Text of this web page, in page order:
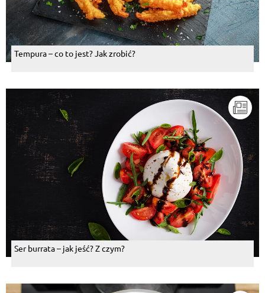
Tempura – co to jest? Jak zrobić?
Ser burrata – jak jeść? Z czym?